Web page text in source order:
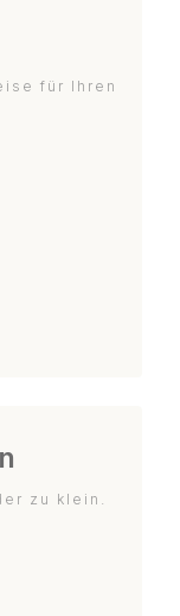
für Ihren
zu klein.